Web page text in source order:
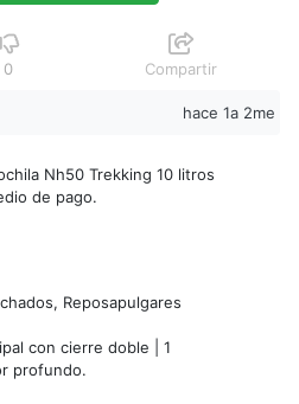
0 Compartir
hace 1a 2me
Nh50 Trekking 10 litros
de pago.
Reposapulgares
con cierre doble | 1
profundo.